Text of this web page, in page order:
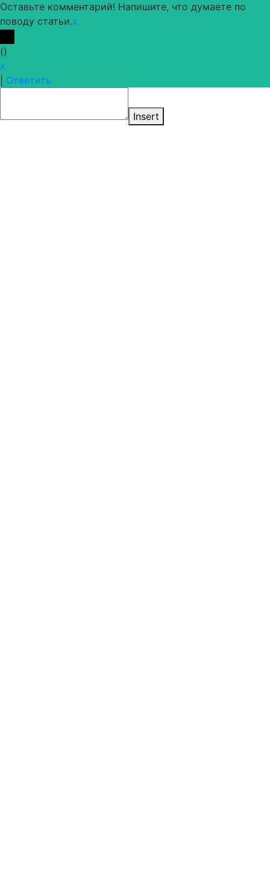
Оставьте комментарий! Напишите, что думаете по
поводу статьи.x
()
x
Ответить
Insert